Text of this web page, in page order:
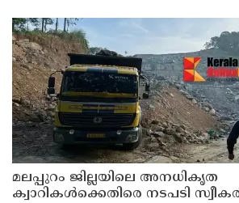
ദാരുണാന്ത്യം. അയർക്കുന്നം കൊങ്ങാണ്ടൂർ
മലപ്പുറം ജില്ലയിലെ അനധികൃത
ക്വാറികള്‍ക്കെതിരെ നടപടി